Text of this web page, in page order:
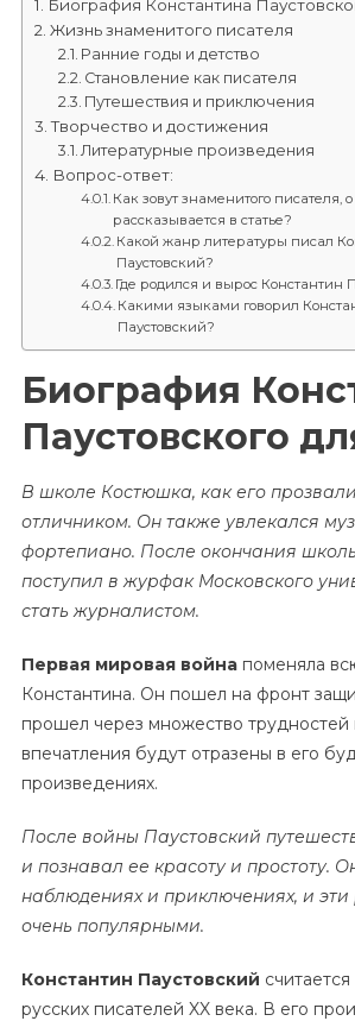
Биография Константина
Жизнь знаменитого писателя
Ранние годы и детство
Становление как писателя
Путешествия и приключения
Творчество и достижения
Литературные произведения
Вопрос-ответ:
Как зовут знаменитого писателя,
рассказывается в статье?
Какой жанр литературы писал
Паустовский?
Где родился и вырос Константин
Какими языками говорил
Паустовский?
Биография
Паустовского
В школе Костюшка, как его
отличником. Он также увлекался
фортепиано. После окончания
поступил в журфак Московского
стать журналистом.
Первая мировая войнапоменяла
Константина. Он пошел на фронт
прошел через множество трудностей
впечатления будут отразены в его
произведениях.
После войны Паустовский
и познавал ее красоту и простоту.
наблюдениях и приключениях, и эти
очень популярными.
Константин Паустовский
русских писателей XX века. В его